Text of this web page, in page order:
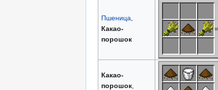
Пшеница
Какао-
порошок
Какао-
порошок,